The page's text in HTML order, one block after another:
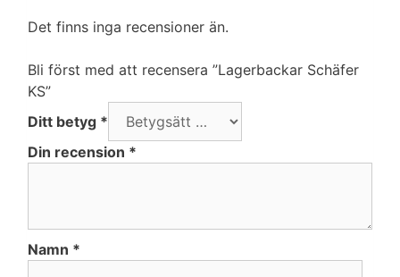
Det finns inga recensioner än.
Bli först med att recensera ”Lagerbackar Schäfer
KS”
Ditt betyg *
Din recension *
Namn *